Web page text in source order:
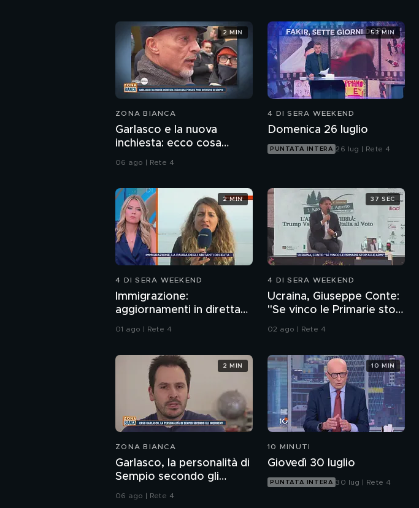
ZONA BIANCA
Garlasco e la nuova
inchiesta: ecco cosa
pensa il pool difensivo di
06 ago | Rete 4
2 MIN
4 DI SERA WEEKEND
Domenica 26 luglio
PUNTATA INTERA 26 lug | Rete 4
53 MIN
4 DI SERA WEEKEND
Immigrazione:
aggiornamenti in diretta
da Ceuta
01 ago | Rete 4
2 MIN
4 DI SERA WEEKEND
Ucraina, Giuseppe Conte:
"Se vinco le Primarie stop
alle armi"
02 ago | Rete 4
37 SEC
ZONA BIANCA
Garlasco, la personalità di
Sempio secondo gli
inquirenti
06 ago | Rete 4
2 MIN
10 MINUTI
Giovedì 30 luglio
PUNTATA INTERA 30 lug | Rete 4
10 MIN